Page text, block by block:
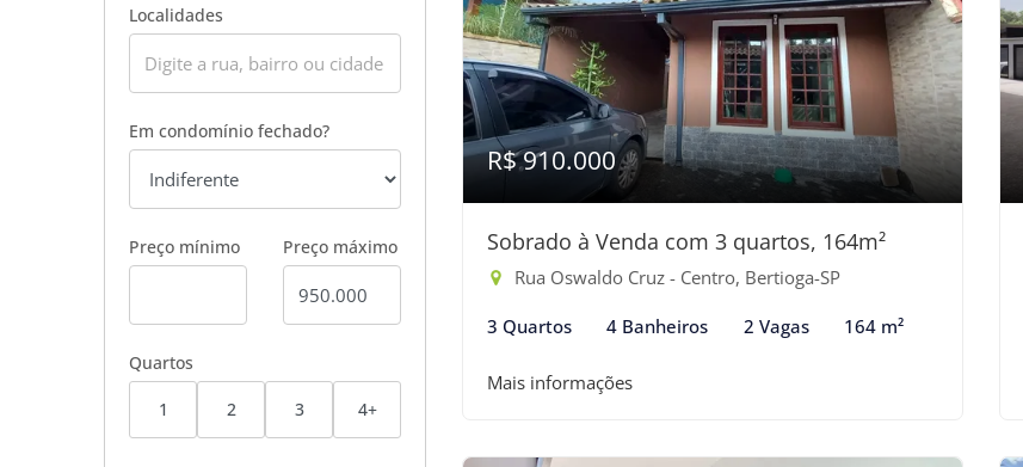
Localidades
Em condomínio fechado?
Preço mínimo Preço máximo
Quartos
1 2 3 4+
R$ 910.000
Sobrado à Venda com 3 quartos, 164m²
Rua Oswaldo Cruz - Centro, Bertioga-SP
3 Quartos 4 Banheiros 2 Vagas 164 m²
Mais informações